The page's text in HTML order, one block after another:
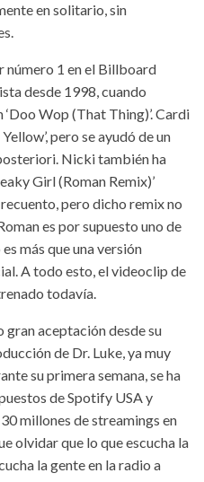
en solitario, sin
número 1 en el Billboard
desde 1998, cuando
Wop (That Thing)’. Cardi
pero se ayudó de un
Nicki también ha
Girl (Roman Remix)’
pero dicho remix no
es por supuesto uno de
más que una versión
A todo esto, el videoclip de
todavía.
gran aceptación desde su
de Dr. Luke, ya muy
su primera semana, se ha
de Spotify USA y
millones de streamings en
olvidar que lo que escucha la
la gente en la radio a